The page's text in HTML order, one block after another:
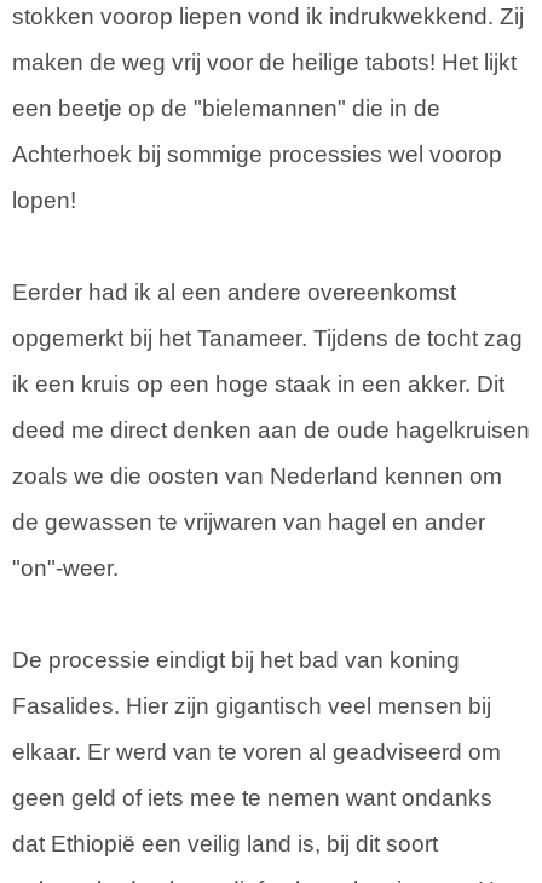
stokken voorop liepen vond ik indrukwekkend. Zij
maken de weg vrij voor de heilige tabots! Het lijkt
een beetje op de "bielemannen" die in de
Achterhoek bij sommige processies wel voorop
lopen!
Eerder had ik al een andere overeenkomst
opgemerkt bij het Tanameer. Tijdens de tocht zag
ik een kruis op een hoge staak in een akker. Dit
deed me direct denken aan de oude hagelkruisen
zoals we die oosten van Nederland kennen om
de gewassen te vrijwaren van hagel en ander
"on"-weer.
De processie eindigt bij het bad van koning
Fasalides. Hier zijn gigantisch veel mensen bij
elkaar. Er werd van te voren al geadviseerd om
geen geld of iets mee te nemen want ondanks
dat Ethiopië een veilig land is, bij dit soort